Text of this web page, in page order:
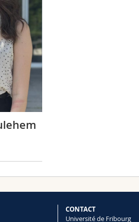
CONTACT
Université de Fribourg